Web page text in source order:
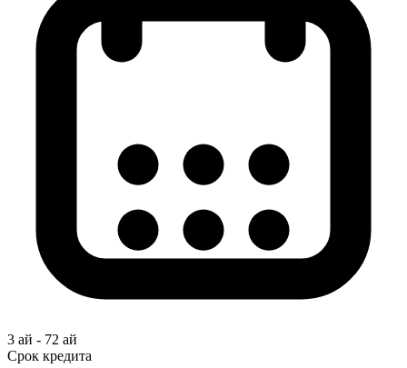
3 ай - 72 ай
Срок кредита